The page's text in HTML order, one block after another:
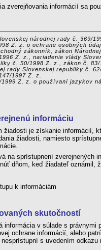
zverejňovania informácií sa
národnej rady č. 369/
Z. z. o ochrane osobných
zákonník, zákon
Z. z., nariadenie vlády
č. 50/1998 Z. z., zákon č.
rady Slovenskej republiky č.
1997 Z. z.
1999 Z. z. o používaní jazykov
informáciu
žiadosti je získanie informácií,
žiadosti, namiesto
na sprístupnení zverejnených
dňom, keď žiadateľ oznámil,
k informáciám
skutočností
informácia v súlade s
ochrane informácií, alebo
s uvedením